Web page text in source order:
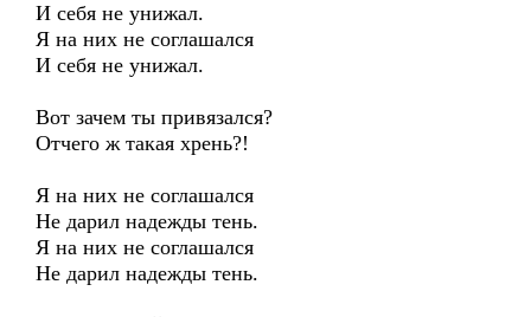
И себя не унижал.
Я на них не соглашался
И себя не унижал.
Вот зачем ты привязался?
Отчего ж такая хрень?!
Я на них не соглашался
Не дарил надежды тень.
Я на них не соглашался
Не дарил надежды тень.